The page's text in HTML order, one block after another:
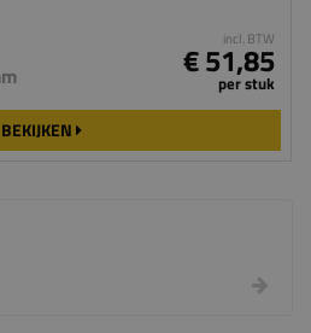
incl. BTW
€ 51,85
per stuk
BEKIJKEN